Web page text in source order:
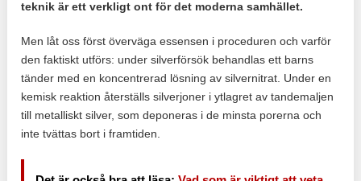
teknik är ett verkligt ont för det moderna samhället.
Men låt oss först överväga essensen i proceduren och varför
den faktiskt utförs: under silverförsök behandlas ett barns
tänder med en koncentrerad lösning av silvernitrat. Under en
kemisk reaktion återställs silverjoner i ytlagret av tandemaljen
till metalliskt silver, som deponeras i de minsta porerna och
inte tvättas bort i framtiden.